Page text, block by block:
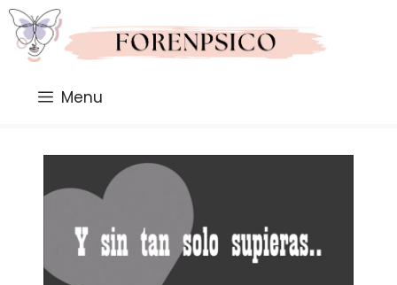
Saltar
al
contenido
Menu